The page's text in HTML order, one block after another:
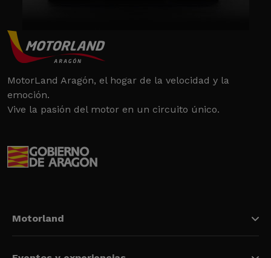
MotorLand Aragón, el hogar de la velocidad y la
emoción.
Vive la pasión del motor en un circuito único.
Motorland